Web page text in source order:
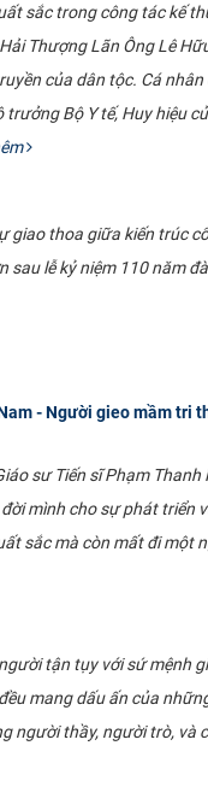
sắc trong công tác kế
Thượng Lãn Ông Lê
của dân tộc. Cá
Bộ Y tế, Huy hiệu
giao thoa giữa kiến trúc
sau lễ kỷ niệm 110 năm
- Người gieo mầm tri
sư Tiến sĩ Phạm Thanh
mình cho sự phát triển
sắc mà còn mất đi một
tận tụy với sứ mệnh
mang dấu ấn của
người thầy, người trò, và